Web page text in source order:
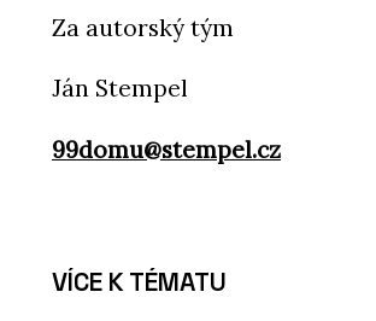
Za autorský tým
Ján Stempel
99domu@stempel.cz
VÍCE K TÉMATU